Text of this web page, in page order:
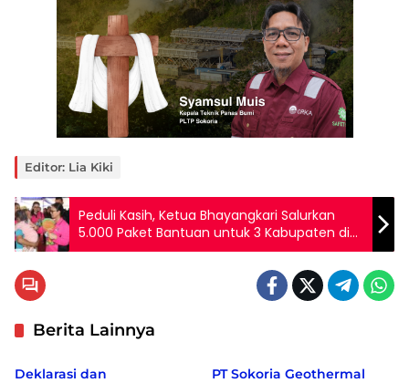
Editor: Lia Kiki
Peduli Kasih, Ketua Bhayangkari Salurkan
5.000 Paket Bantuan untuk 3 Kabupaten di
NTT
Berita Lainnya
Berita
Deklarasi dan PT Sokoria Geothermal